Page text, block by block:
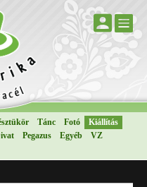
Tánc Fotó
Kiállítás
Pegazus Egyéb
VZ